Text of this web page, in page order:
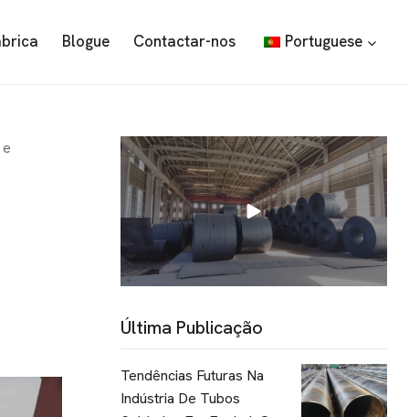
Blogue Contactar-nos Portuguese
Última Publicação
Tendências Futuras Na
Indústria De Tubos